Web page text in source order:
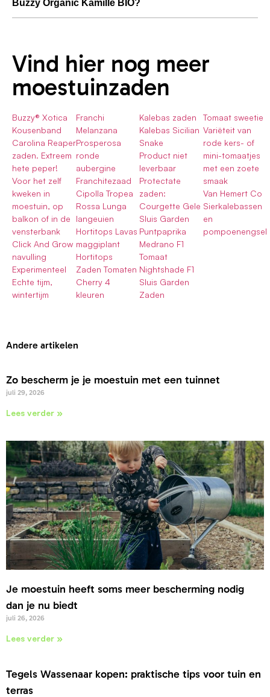
Buzzy Organic Kamille BIO?
Vind hier nog meer
moestuinzaden
Buzzy® Xotica
Kousenband
Carolina Reaper
zaden. Extreem
hete peper!
Voor het zelf
kweken in
moestuin, op
balkon of in de
vensterbank
Click And Grow
navulling
Experimenteel
Echte tijm,
wintertijm
Franchi
Melanzana
Prosperosa
ronde
aubergine
Franchitezaad
Cipolla Tropea
Rossa Lunga
langeuien
Hortitops Lavas
maggiplant
Hortitops
Zaden Tomaten
Cherry 4
kleuren
Kalebas zaden
Kalebas Sicilian
Snake
Product niet
leverbaar
Protectate
zaden:
Courgette Gele
Sluis Garden
Puntpaprika
Medrano F1
Tomaat
Nightshade F1
Sluis Garden
Zaden
Tomaat sweetie
Variëteit van
rode kers- of
mini-tomaatjes
met een zoete
smaak
Van Hemert Co
Sierkalebassen
en
pompoenengsel
Andere artikelen
Zo bescherm je je moestuin met een tuinnet
juli 29, 2026
Lees verder »
Je moestuin heeft soms meer bescherming nodig
dan je nu biedt
juli 26, 2026
Lees verder »
Tegels Wassenaar kopen: praktische tips voor tuin en
terras